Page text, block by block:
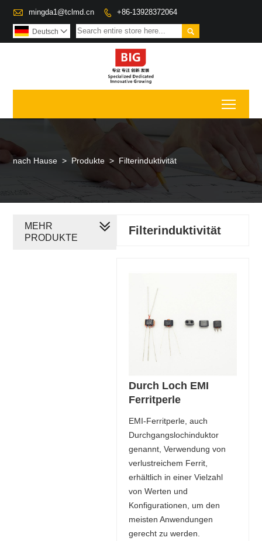
 mingda1@tclmd.cn  +86-13928372064

Deutsch 
nach Hause > Produkte > Filterinduktivität
Filterinduktivität
Durch Loch EMI
Ferritperle
EMI-Ferritperle, auch
Durchgangslochinduktor
genannt, Verwendung von
verlustreichem Ferrit,
erhältlich in einer Vielzahl
von Werten und
Konfigurationen, um den
meisten Anwendungen
gerecht zu werden.
MEHR
PRODUKTE